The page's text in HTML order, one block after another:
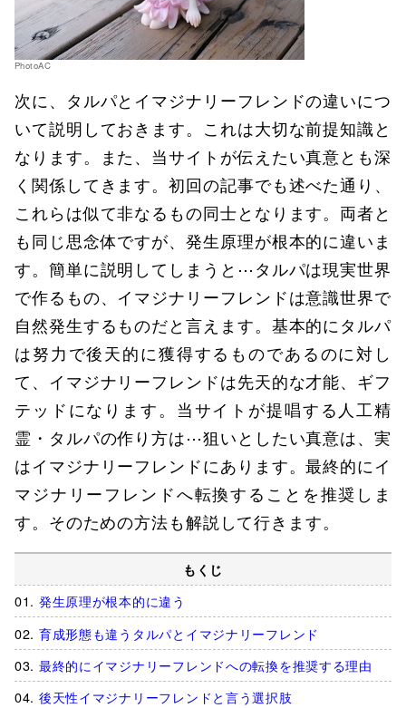
PhotoAC
次に、タルパとイマジナリーフレンドの違いにつ
いて説明しておきます。これは大切な前提知識と
なります。また、当サイトが伝えたい真意とも深
く関係してきます。初回の記事でも述べた通り、
これらは似て非なるもの同士となります。両者と
も同じ思念体ですが、発生原理が根本的に違いま
す。簡単に説明してしまうと⋯タルパは現実世界
で作るもの、イマジナリーフレンドは意識世界で
自然発生するものだと言えます。基本的にタルパ
は努力で後天的に獲得するものであるのに対し
て、イマジナリーフレンドは先天的な才能、ギフ
テッドになります。当サイトが提唱する人工精
霊・タルパの作り方は⋯狙いとしたい真意は、実
はイマジナリーフレンドにあります。最終的にイ
マジナリーフレンドへ転換することを推奨しま
す。そのための方法も解説して行きます。
もくじ
発生原理が根本的に違う
育成形態も違うタルパとイマジナリーフレンド
最終的にイマジナリーフレンドへの転換を推奨する理由
後天性イマジナリーフレンドと言う選択肢